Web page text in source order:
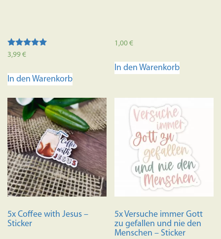
Bewertet mit
3,99€
In den Warenkorb
1,00€
In den Warenkorb
5x Coffee with Jesus –
Sticker
5x Versuche immer Gott
zu gefallen und nie den
Menschen – Sticker